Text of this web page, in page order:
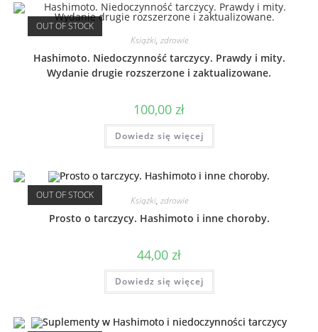
OUT OF STOCK
Książki, zdrowie
Hashimoto. Niedoczynność tarczycy. Prawdy i mity.
Wydanie drugie rozszerzone i zaktualizowane.
100,00 zł
Dowiedz się więcej
OUT OF STOCK Książki, zdrowie
Prosto o tarczycy. Hashimoto i inne choroby.
44,00 zł
Dowiedz się więcej